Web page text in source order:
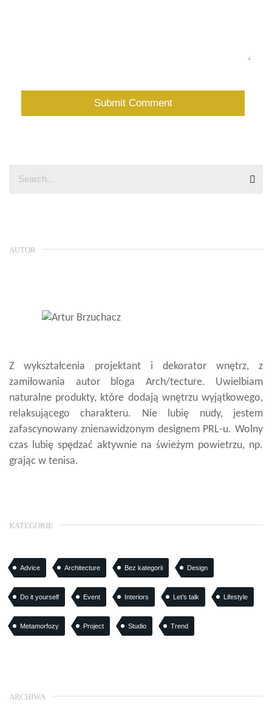
AUTOR
Z wykształcenia projektant i dekorator wnętrz, z
zamiłowania autor bloga Arch/tecture. Uwielbiam
naturalne produkty, które dodają wnętrzu wyjątkowego,
relaksującego charakteru. Nie lubię nudy, jestem
zafascynowany znienawidzonym designem PRL-u. Wolny
czas lubię spędzać aktywnie na świeżym powietrzu, np.
grając w tenisa.
KATEGORIE
Advice Architecture Bez kategorii Design
Do it yourself Event Interiors Let’s talk Lifestyle
Metamorfozy Project Studio Trend
ARCHIWA